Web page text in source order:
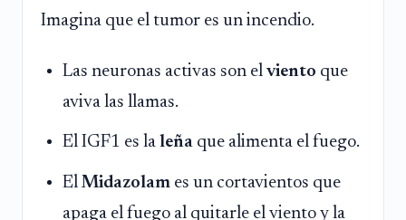
Imagina que el tumor es un incendio.
Las neuronas activas son el viento que
aviva las llamas.
El IGF1 es la leña que alimenta el fuego.
El Midazolam es un cortavientos que
apaga el fuego al quitarle el viento y la